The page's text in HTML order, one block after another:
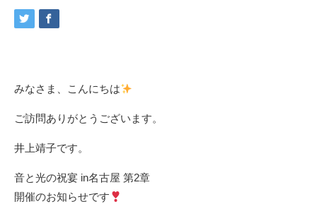
みなさま、こんにちは
ご訪問ありがとうございます。
井上靖子です。
音と光の祝宴 in名古屋 第2章
開催のお知らせです